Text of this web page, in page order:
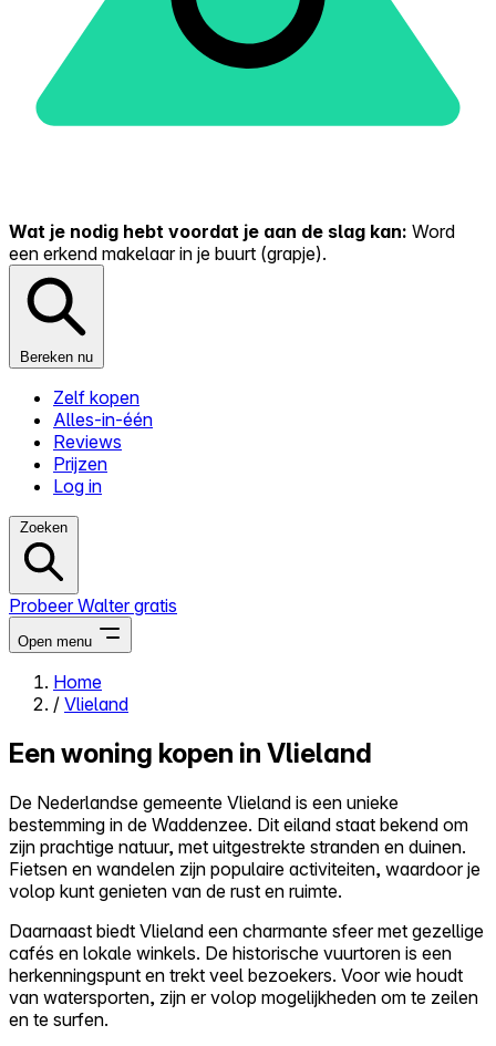
Wat je nodig hebt voordat je aan de slag kan: Word
een erkend makelaar in je buurt (grapje).
Bereken nu
Zelf kopen
Alles-in-één
Reviews
Prijzen
Log in
Zoeken
Probeer Walter gratis
Open menu
Close menu
Zelf kopen
Alles-in-één
Reviews
Prijzen
Log in
Probeer Walter gratis
Home
/ Vlieland
Een woning kopen in Vlieland
De Nederlandse gemeente Vlieland is een unieke
bestemming in de Waddenzee. Dit eiland staat bekend om
zijn prachtige natuur, met uitgestrekte stranden en duinen.
Fietsen en wandelen zijn populaire activiteiten, waardoor je
volop kunt genieten van de rust en ruimte.
Daarnaast biedt Vlieland een charmante sfeer met gezellige
cafés en lokale winkels. De historische vuurtoren is een
herkenningspunt en trekt veel bezoekers. Voor wie houdt
van watersporten, zijn er volop mogelijkheden om te zeilen
en te surfen.